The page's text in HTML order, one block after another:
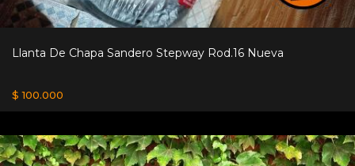
Llanta De Chapa Sandero Stepway Rod.16 Nueva
$ 100.000